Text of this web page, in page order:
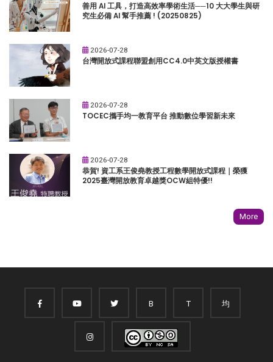
善用 AI 工具，打造高效率學術生活──10 大大學生與研
究生必備 AI 幫手推薦 ! (20250825)
2026-07-28
台灣開放式課程聯盟創用CC4.0中英文版授權書
2026-07-28
TOCEC攜手均一教育平台 推動數位學習新未來
2026-07-28
恭賀! 資工系王俊堯教授工程數學開放式課程｜榮獲
2025臺灣開放教育卓越獎OCW組特優!!
More
B T 均